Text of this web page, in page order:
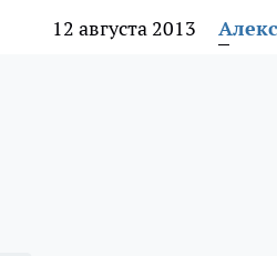
12 августа 2013